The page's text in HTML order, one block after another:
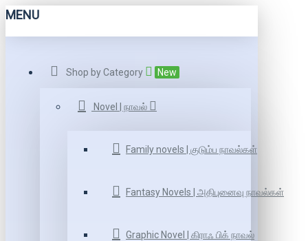
MENU
Shop by Category New
Novel | நாவல்
Family novels | குடும்ப நாவல்கள்
Fantasy Novels | அதிபுனைவு நாவல்கள்
Graphic Novel | கிராஃ பிக் நாவல்